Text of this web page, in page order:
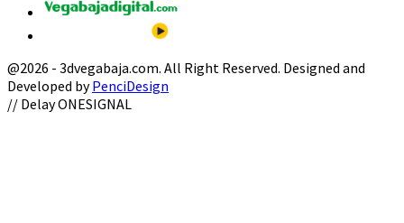
@2026 - 3dvegabaja.com. All Right Reserved. Designed and
Developed byPenciDesign
Facebook
Twitter
Instagram
Youtube
Email
// Delay ONESIGNAL